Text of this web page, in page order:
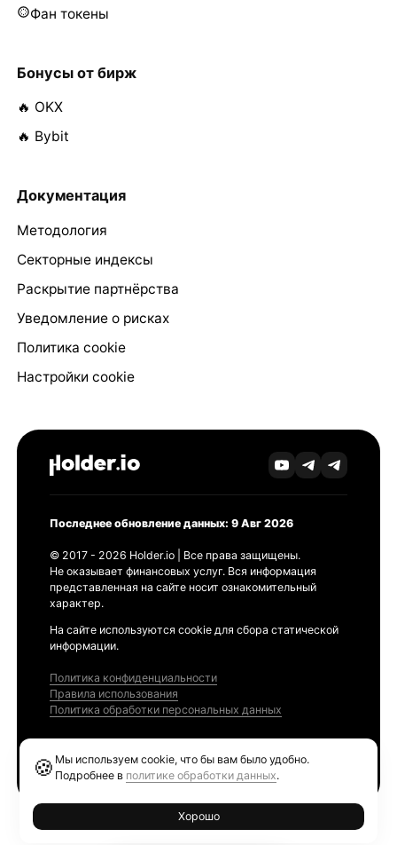
Фан токены
Бонусы от бирж
🔥 OKX
🔥 Bybit
Документация
Методология
Секторные индексы
Раскрытие партнёрства
Уведомление о рисках
Политика cookie
Настройки cookie
Последнее обновление данных: 9 Авг 2026
© 2017 - 2026 Holder.io | Все права защищены.
Не оказывает финансовых услуг. Вся информация
представленная на сайте носит ознакомительный
характер.
На сайте используются cookie для сбора статической
информации.
Политика конфиденциальности
Правила использования
Политика обработки персональных данных
🍪 Мы используем cookie, что бы вам было удобно.
Подробнее в политике обработки данных.
Хорошо
Ethereum GAS Tracker